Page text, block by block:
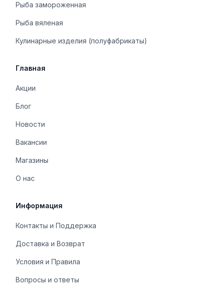
Рыба замороженная
Рыба вяленая
Кулинарные изделия (полуфабрикаты)
Главная
Акции
Блог
Новости
Вакансии
Магазины
О нас
Информация
Контакты и Поддержка
Доставка и Возврат
Условия и Правила
Вопросы и ответы